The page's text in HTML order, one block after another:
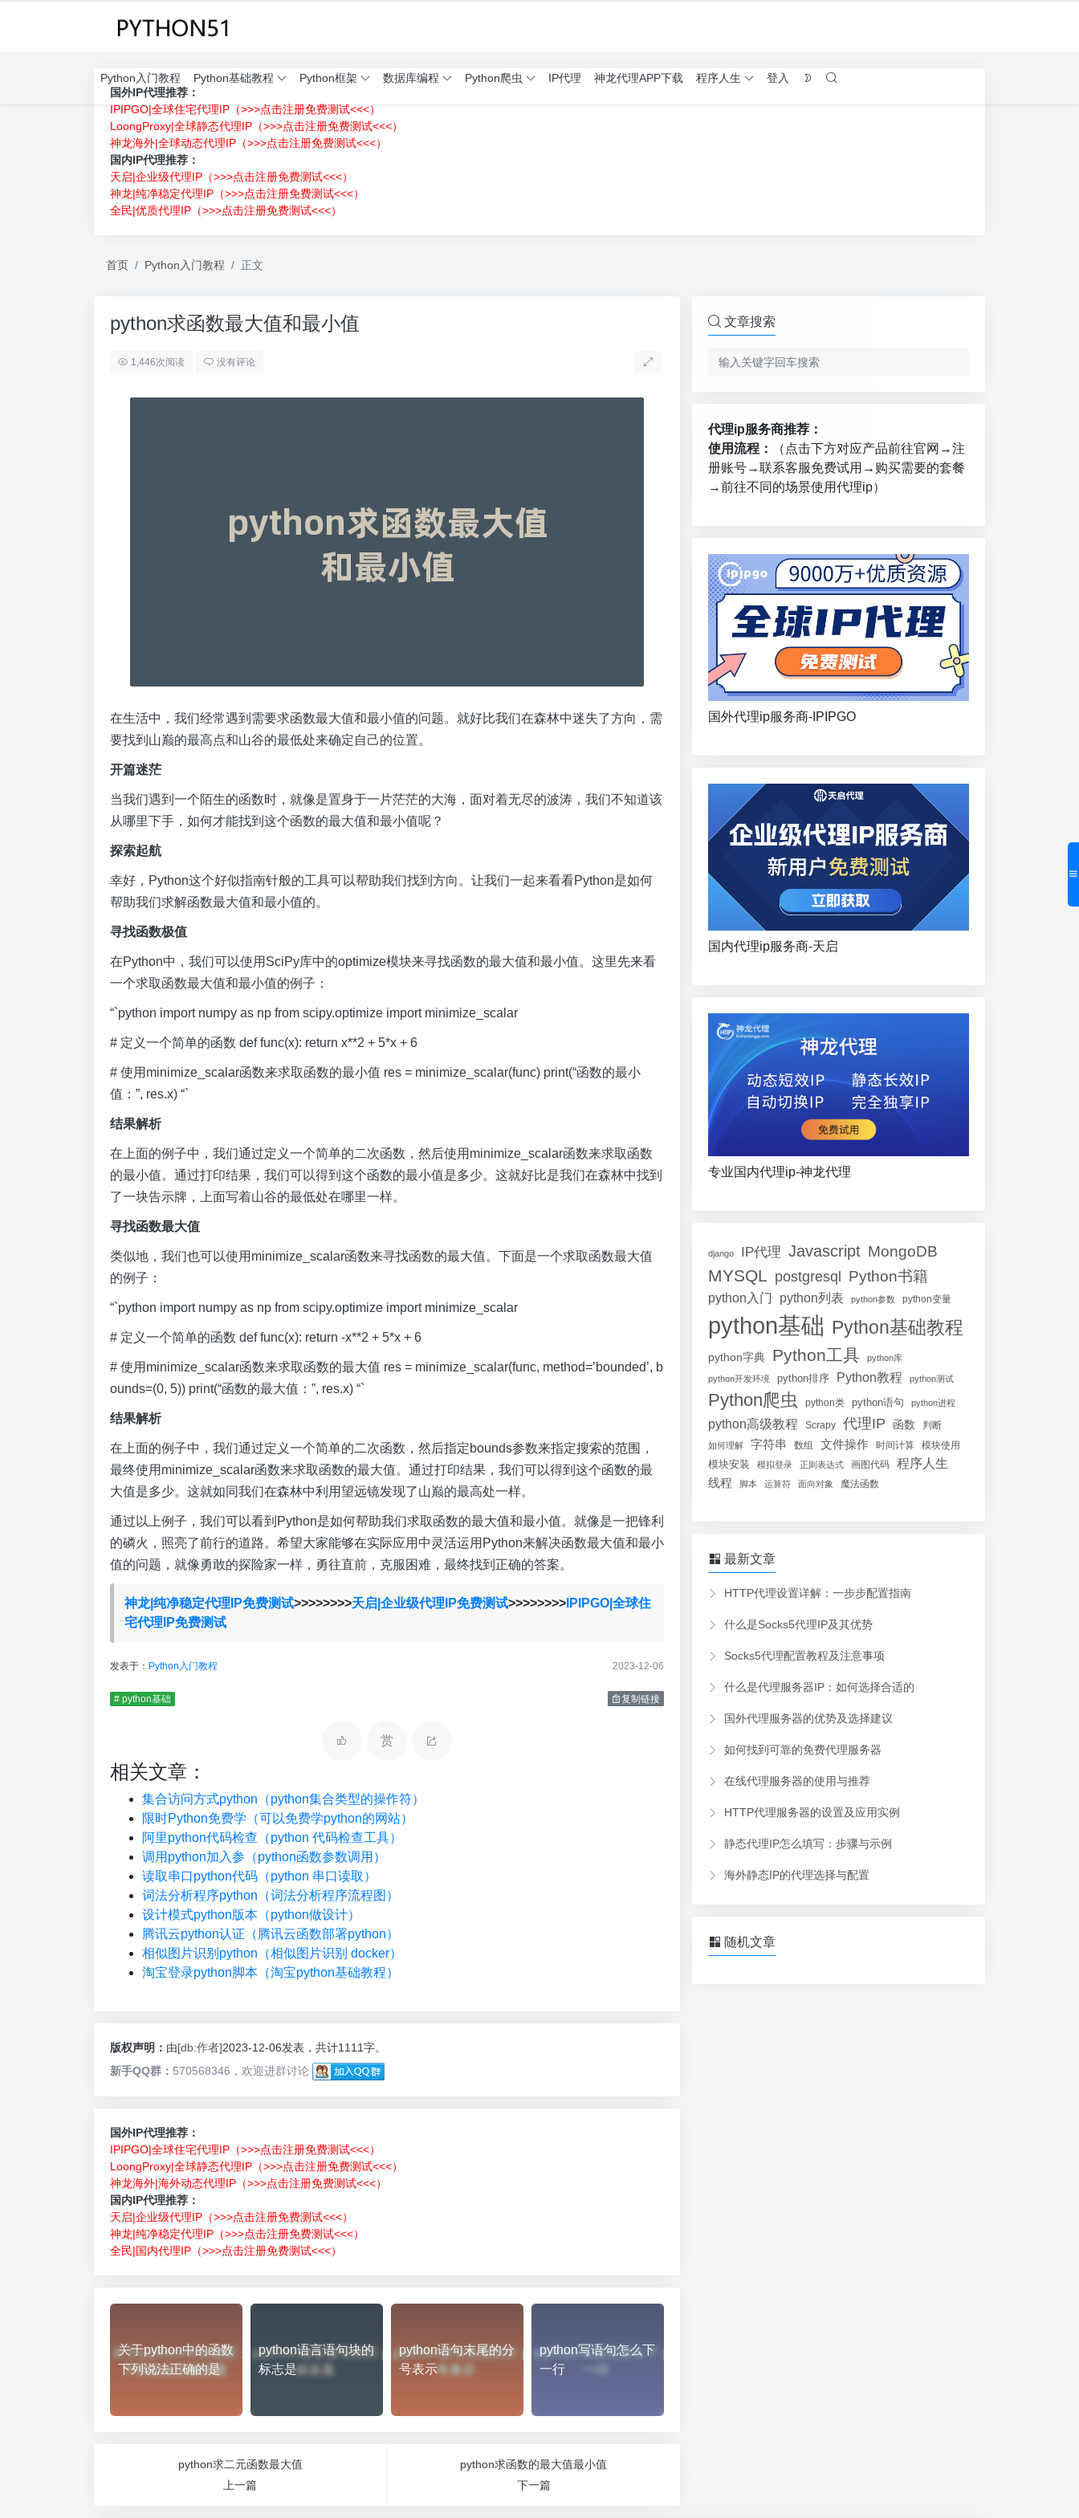
Python入门教程 Python基础教程 Python框架 数据库编程 Python爬虫 IP代理 神龙代理APP下载 程序人生
登入
国外IP代理推荐：
IPIPGO|全球住宅代理IP（>>>点击注册免费测试<<<）
LoongProxy|全球静态代理IP（>>>点击注册免费测试<<<）
神龙海外|全球动态代理IP（>>>点击注册免费测试<<<）
国内IP代理推荐：
天启|企业级代理IP（>>>点击注册免费测试<<<）
神龙|纯净稳定代理IP（>>>点击注册免费测试<<<）
全民|优质代理IP（>>>点击注册免费测试<<<）
首页 Python入门教程 正文
python求函数最大值和最小值
1,446次阅读 没有评论
在生活中，我们经常遇到需要求函数最大值和最小值的问题。就好比我们在森林中迷失了方向，需
要找到山巅的最高点和山谷的最低处来确定自己的位置。
开篇迷茫
当我们遇到一个陌生的函数时，就像是置身于一片茫茫的大海，面对着无尽的波涛，我们不知道该
从哪里下手，如何才能找到这个函数的最大值和最小值呢？
探索起航
幸好，Python这个好似指南针般的工具可以帮助我们找到方向。让我们一起来看看Python是如何
帮助我们求解函数最大值和最小值的。
寻找函数极值
在Python中，我们可以使用SciPy库中的optimize模块来寻找函数的最大值和最小值。这里先来看
一个求取函数最大值和最小值的例子：
“`python import numpy as np from scipy.optimize import minimize_scalar
# 定义一个简单的函数 def func(x): return x**2 + 5*x + 6
# 使用minimize_scalar函数来求取函数的最小值 res = minimize_scalar(func) print(“函数的最小
值：”, res.x) “`
结果解析
在上面的例子中，我们通过定义一个简单的二次函数，然后使用minimize_scalar函数来求取函数
的最小值。通过打印结果，我们可以得到这个函数的最小值是多少。这就好比是我们在森林中找到
了一块告示牌，上面写着山谷的最低处在哪里一样。
寻找函数最大值
类似地，我们也可以使用minimize_scalar函数来寻找函数的最大值。下面是一个求取函数最大值
的例子：
“`python import numpy as np from scipy.optimize import minimize_scalar
# 定义一个简单的函数 def func(x): return -x**2 + 5*x + 6
# 使用minimize_scalar函数来求取函数的最大值 res = minimize_scalar(func, method=’bounded’, b
ounds=(0, 5)) print(“函数的最大值：”, res.x) “`
结果解析
在上面的例子中，我们通过定义一个简单的二次函数，然后指定bounds参数来指定搜索的范围，
最终使用minimize_scalar函数来求取函数的最大值。通过打印结果，我们可以得到这个函数的最
大值是多少。这就如同我们在森林中利用望远镜发现了山巅的最高处一样。
通过以上例子，我们可以看到Python是如何帮助我们求取函数的最大值和最小值。就像是一把锋利
的磷火，照亮了前行的道路。希望大家能够在实际应用中灵活运用Python来解决函数最大值和最小
值的问题，就像勇敢的探险家一样，勇往直前，克服困难，最终找到正确的答案。
神龙|纯净稳定代理IP免费测试>>>>>>>>天启|企业级代理IP免费测试>>>>>>>>IPIPGO|全球住
宅代理IP免费测试
发表于： Python入门教程 2023-12-06
# python基础 复制链接
赏
相关文章：
集合访问方式python（python集合类型的操作符）
限时Python免费学（可以免费学python的网站）
阿里python代码检查（python 代码检查工具）
调用python加入参（python函数参数调用）
读取串口python代码（python 串口读取）
词法分析程序python（词法分析程序流程图）
设计模式python版本（python做设计）
腾讯云python认证（腾讯云函数部署python）
相似图片识别python（相似图片识别 docker）
淘宝登录python脚本（淘宝python基础教程）
版权声明： 由[db:作者]2023-12-06发表，共计1111字。
新手QQ群： 570568346，欢迎进群讨论
国外IP代理推荐：
IPIPGO|全球住宅代理IP（>>>点击注册免费测试<<<）
LoongProxy|全球静态代理IP（>>>点击注册免费测试<<<）
神龙海外|海外动态代理IP（>>>点击注册免费测试<<<）
国内IP代理推荐：
天启|企业级代理IP（>>>点击注册免费测试<<<）
神龙|纯净稳定代理IP（>>>点击注册免费测试<<<）
全民|国内代理IP（>>>点击注册免费测试<<<）
关于python中的函数
下列说法正确的是
python语言语句块的
标志是
python语句末尾的分
号表示
python写语句怎么下
一行
python求二元函数最大值
上一篇
python求函数的最大值最小值
下一篇
文章搜索
代理ip服务商推荐：
使用流程：
（点击下方对应产品前往官网→注
册账号→联系客服免费试用→购买需要的套餐
→前往不同的场景使用代理ip）
国外代理ip服务商-IPIPGO
国内代理ip服务商-天启
专业国内代理ip-神龙代理
django IP代理 Javascript MongoDB
MYSQL postgresql Python书籍
python入门 python列表 python参数 python变量
python基础 Python基础教程
python字典 Python工具 python库
python开发环境 python排序 Python教程 python测试
Python爬虫 python类 python语句 python进程
python高级教程 Scrapy 代理IP 函数 判断
如何理解 字符串 数组 文件操作 时间计算 模块使用
模块安装 模拟登录 正则表达式 画图代码 程序人生
线程 脚本 运算符 面向对象 魔法函数
最新文章
HTTP代理设置详解：一步步配置指南
什么是Socks5代理IP及其优势
Socks5代理配置教程及注意事项
什么是代理服务器IP：如何选择合适的
国外代理服务器的优势及选择建议
如何找到可靠的免费代理服务器
在线代理服务器的使用与推荐
HTTP代理服务器的设置及应用实例
静态代理IP怎么填写：步骤与示例
海外静态IP的代理选择与配置
随机文章